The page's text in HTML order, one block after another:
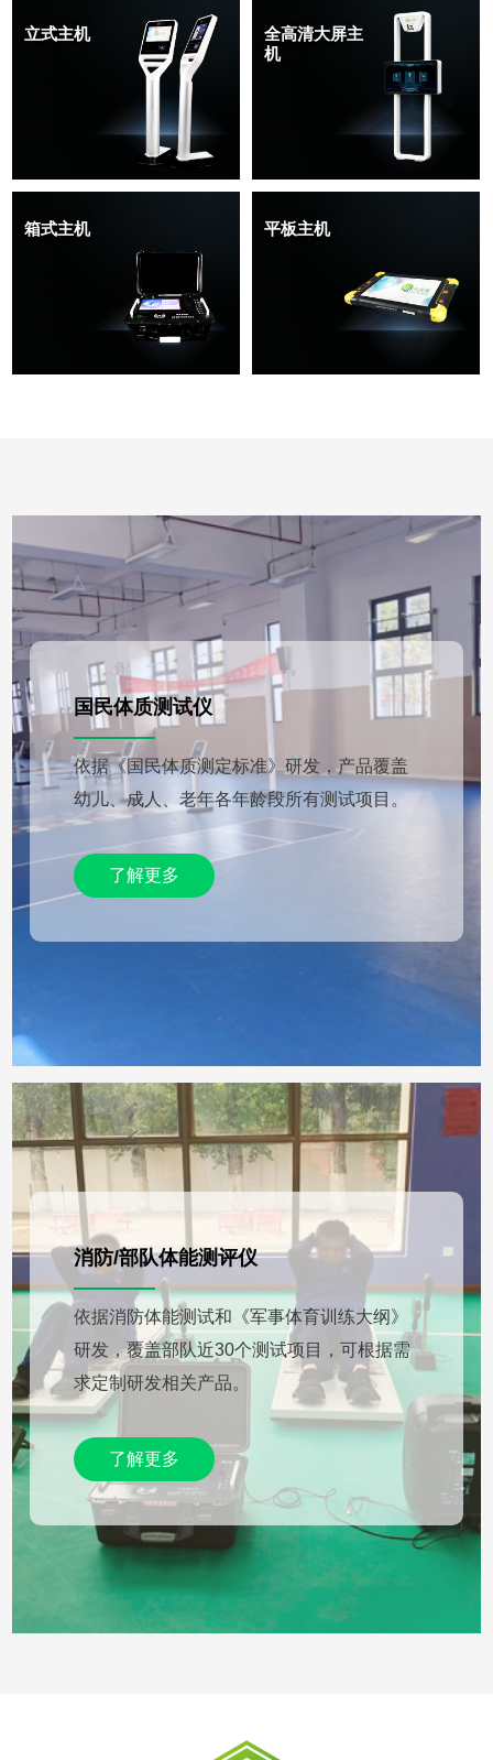
立式主机
全高清大屏主
机
箱式主机 平板主机
国民体质测试仪
依据《国民体质测定标准》研发，产品覆盖
幼儿、成人、老年各年龄段所有测试项目。
了解更多
消防/部队体能测评仪
依据消防体能测试和《军事体育训练大纲》
研发，覆盖部队近30个测试项目，可根据需
求定制研发相关产品。
了解更多